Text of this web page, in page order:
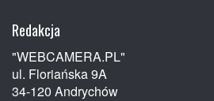
Redakcja
"WEBCAMERA.PL"
ul. Floriańska 9A
34-120 Andrychów